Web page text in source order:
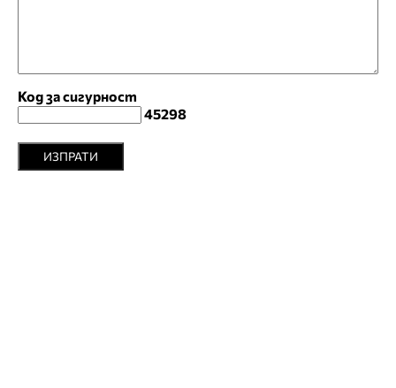
Код за сигурност
45298
ИЗПРАТИ